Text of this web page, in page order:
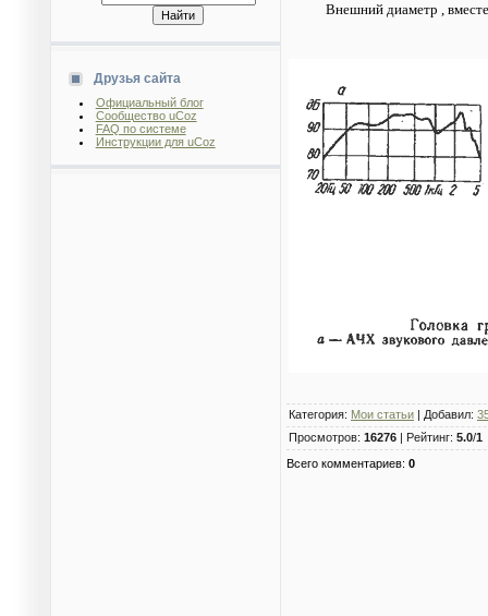
Друзья сайта
Официальный блог
Сообщество uCoz
FAQ по системе
Инструкции для uCoz
Внешний диаметр ,
Категория: Мои статьи | Добавил:
Просмотров: 16276 | Рейтинг: 5.0/1
Всего комментариев: 0